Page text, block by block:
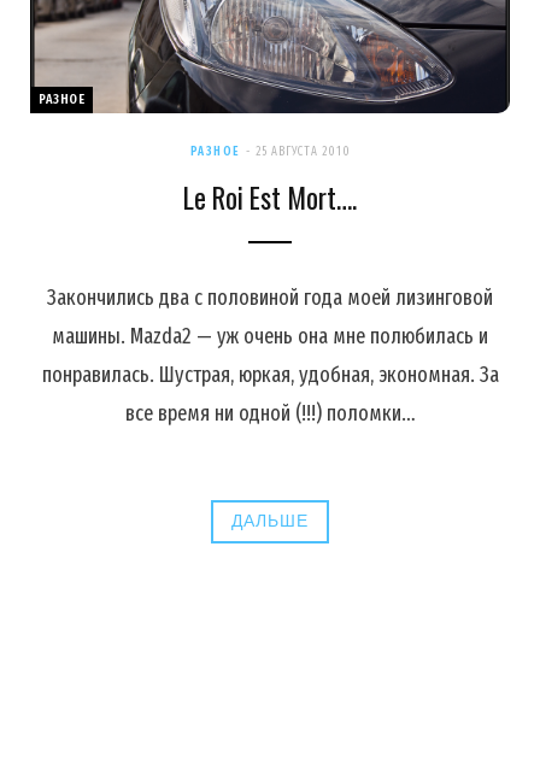
РАЗНОЕ
РАЗНОЕ 25 АВГУСТА 2010
Le Roi Est Mort….
Закончились два с половиной года моей лизинговой
машины. Mazda2 — уж очень она мне полюбилась и
понравилась. Шустрая, юркая, удобная, экономная. За
все время ни одной (!!!) поломки…
ДАЛЬШЕ